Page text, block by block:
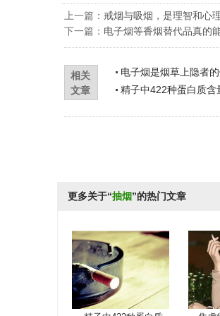
上一篇： 戒烟与吸烟，是理智和心
下一篇： 电子烟等香烟替代品真的
相关
文章
电子烟是烟草上隐者
精子中422种蛋白质含
更多关于“抽烟”的热门文章